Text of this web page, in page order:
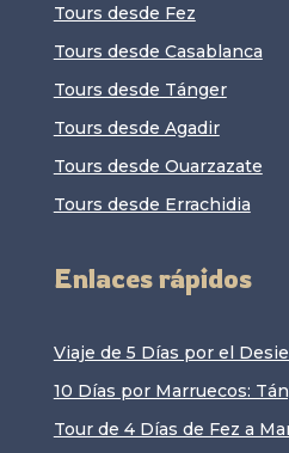
Tours desde Fez
Tours desde Casablanca
Tours desde Tánger
Tours desde Agadir
Tours desde Ouarzazate
Tours desde Errachidia
Enlaces rápidos
Viaje de 5 Días por el
10 Días por Marruecos:
Tour de 4 Días de Fez a